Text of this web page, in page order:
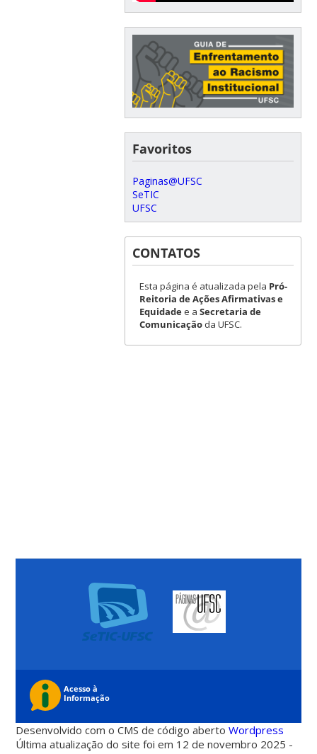
Favoritos
Paginas@UFSC
SeTIC
UFSC
CONTATOS
Esta página é atualizada pela Pró-
Reitoria de Ações Afirmativas e
Equidadee a Secretaria de
Comunicaçãoda UFSC.
Desenvolvido com o CMS de código abertoWordpress
Última atualização do site foi em 12 de novembro 2025 -